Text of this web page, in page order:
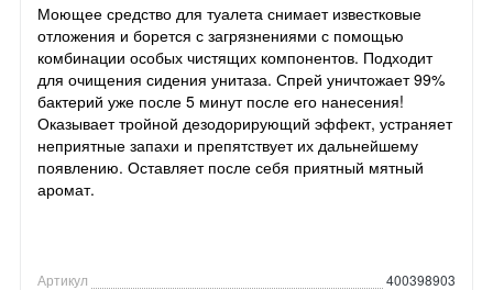
Моющее средство для туалета снимает известковые
отложения и борется с загрязнениями с помощью
комбинации особых чистящих компонентов. Подходит
для очищения сидения унитаза. Спрей уничтожает 99%
бактерий уже после 5 минут после его нанесения!
Оказывает тройной дезодорирующий эффект, устраняет
неприятные запахи и препятствует их дальнейшему
появлению. Оставляет после себя приятный мятный
аромат.
Артикул
400398903